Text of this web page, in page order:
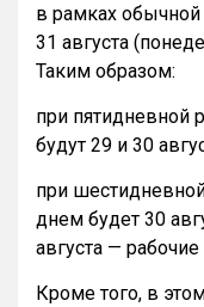
в рамках обычной
31 августа
Таким образом:
при пятидневной
будут 29 и 30
при
днем будет 30
августа — рабочие
Кроме того, в